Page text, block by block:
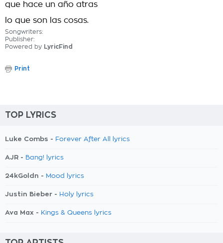
que hace un año atras
lo que son las cosas.
Songwriters:
Publisher:
Powered by LyricFind
Print
TOP LYRICS
Luke Combs - Forever After All lyrics
AJR - Bang! lyrics
24kGoldn - Mood lyrics
Justin Bieber - Holy lyrics
Ava Max - Kings & Queens lyrics